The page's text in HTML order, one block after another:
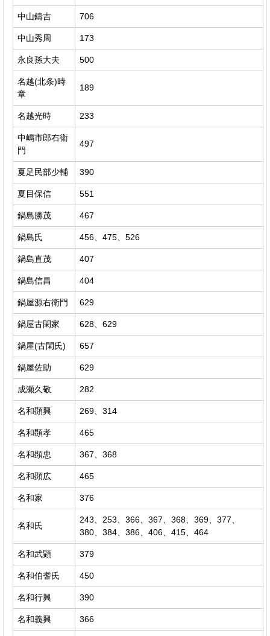
中山鑄吉 706
中山秀周 173
永良孫大夫 500
名越(北条)時
章
189
名越光時 233
中嶋市郎右衛
門
497
夏足民部少輔 390
夏目保信 551
鍋島勝茂 467
鍋島氏 456、475、526
鍋島直茂 407
鍋島信昌 404
鍋屋源右衛門 629
鍋屋古閑家 628、629
鍋屋(古閑氏) 657
鍋屋佐助 629
成瀬久敬 282
名和顕興 269、314
名和顕孝 465
名和顕忠 367、368
名和顕広 465
名和家 376
名和氏
243、253、366、367、368、369、377、
380、384、386、406、415、464
名和武顕 379
名和伯耆氏 450
名和行興 390
名和義興 366